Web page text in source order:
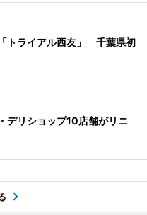
トライアル西友」 千葉県初
デリショップ10店舗がリニ